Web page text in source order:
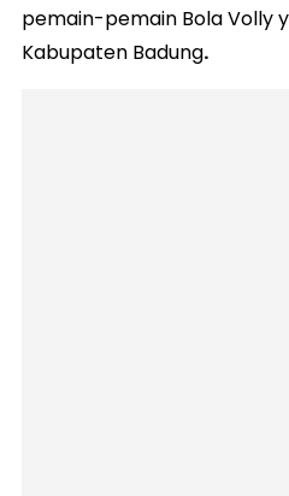
pemain-pemain Bola Volly
Kabupaten Badung.